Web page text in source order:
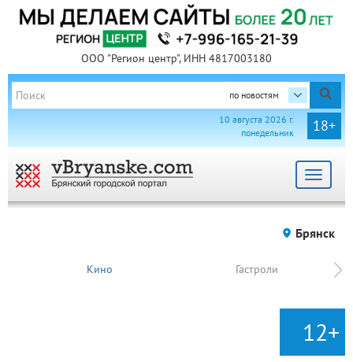
ООО "Регион центр", ИНН 4817003180
по новостям
18+
10 августа 2026 г.
понедельник
Toggle
Брянск
Кино Гастроли
12+